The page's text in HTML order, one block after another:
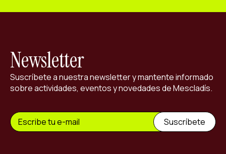
Newsletter
Suscríbete a nuestra newsletter y mantente informado
sobre actividades, eventos y novedades de Mescladís.